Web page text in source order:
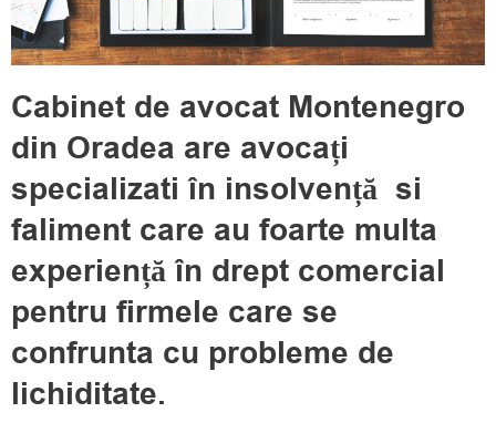
Cabinet de avocat Montenegro
din Oradea are avocați
specializati în insolvență si
faliment care au foarte multa
experiență în drept comercial
pentru firmele care se
confrunta cu probleme de
lichiditate.